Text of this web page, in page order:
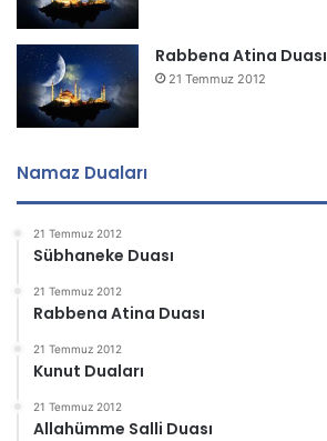
Rabbena Atina Duası
21 Temmuz 2012
Namaz Duaları
21 Temmuz 2012
Sübhaneke Duası
21 Temmuz 2012
Rabbena Atina Duası
21 Temmuz 2012
Kunut Duaları
21 Temmuz 2012
Allahümme Salli Duası